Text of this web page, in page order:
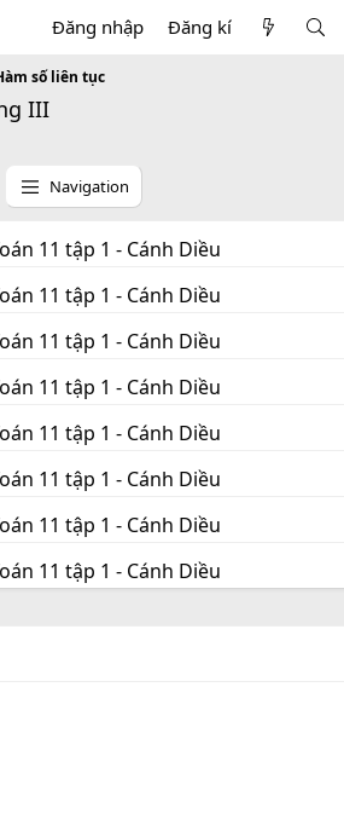
Đăng nhập Đăng kí
số liên tục
III
Navigation
11 tập 1 - Cánh Diều
11 tập 1 - Cánh Diều
11 tập 1 - Cánh Diều
11 tập 1 - Cánh Diều
11 tập 1 - Cánh Diều
11 tập 1 - Cánh Diều
11 tập 1 - Cánh Diều
11 tập 1 - Cánh Diều